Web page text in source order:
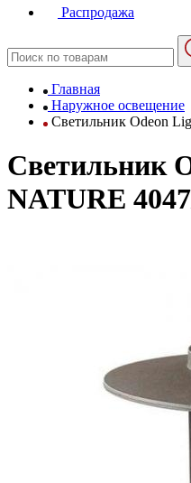
Распродажа
Главная
Наружное освещение
Светильник Odeon
Светильник
NATURE